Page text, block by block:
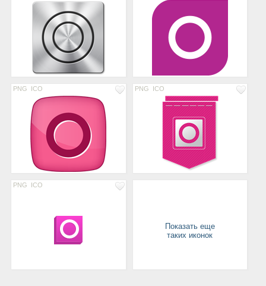
PNG ICO PNG ICO
PNG ICO
Показать еще
таких иконок